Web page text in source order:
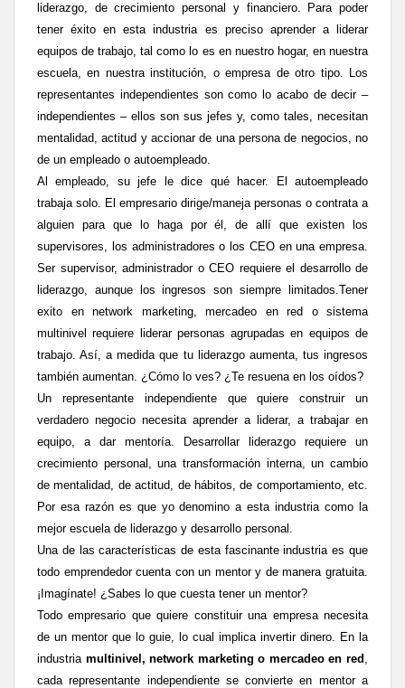
liderazgo, de crecimiento personal y financiero. Para poder
tener éxito en esta industria es preciso aprender a liderar
equipos de trabajo, tal como lo es en nuestro hogar, en nuestra
escuela, en nuestra institución, o empresa de otro tipo. Los
representantes independientes son como lo acabo de decir –
independientes – ellos son sus jefes y, como tales, necesitan
mentalidad, actitud y accionar de una persona de negocios, no
de un empleado o autoempleado.
Al empleado, su jefe le dice qué hacer. El autoempleado
trabaja solo. El empresario dirige/maneja personas o contrata a
alguien para que lo haga por él, de allí que existen los
supervisores, los administradores o los CEO en una empresa.
Ser supervisor, administrador o CEO requiere el desarrollo de
liderazgo, aunque los ingresos son siempre limitados.Tener
exito en network marketing, mercadeo en red o sistema
multinivel requiere liderar personas agrupadas en equipos de
trabajo. Así, a medida que tu liderazgo aumenta, tus ingresos
también aumentan. ¿Cómo lo ves? ¿Te resuena en los oídos?
Un representante independiente que quiere construir un
verdadero negocio necesita aprender a liderar, a trabajar en
equipo, a dar mentoría. Desarrollar liderazgo requiere un
crecimiento personal, una transformación interna, un cambio
de mentalidad, de actitud, de hábitos, de comportamiento, etc.
Por esa razón es que yo denomino a esta industria como la
mejor escuela de liderazgo y desarrollo personal.
Una de las características de esta fascinante industria es que
todo emprendedor cuenta con un mentor y de manera gratuita.
¡Imagínate! ¿Sabes lo que cuesta tener un mentor?
Todo empresario que quiere constituir una empresa necesita
de un mentor que lo guie, lo cual implica invertir dinero. En la
industria multinivel, network marketing o mercadeo en red ,
cada representante independiente se convierte en mentor a